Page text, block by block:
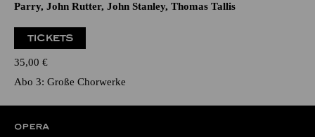
Parry, John Rutter, John Stanley, Thomas Tallis
TICKETS
35,00 €
Abo 3: Große Chorwerke
OPERA